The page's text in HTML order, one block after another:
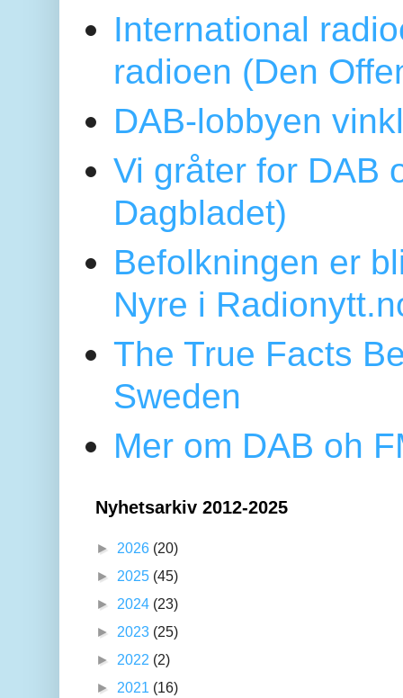
International
radioen (Den
DAB-lobbyen
Vi gråter for DAB
Dagbladet)
Befolkningen er
Nyre i
The True Facts
Sweden
Mer om DAB oh
Nyhetsarkiv 2012-2025
► 2026 (20)
► 2025 (45)
► 2024 (23)
► 2023 (25)
► 2022 (2)
► 2021 (16)